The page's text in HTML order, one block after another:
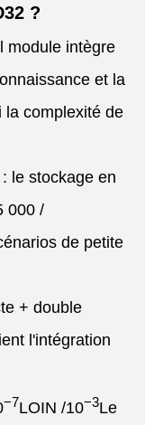
?
module intègre
et la
la complexité de
le stockage en
000 /
de petite
+ double
l'intégration
−7LOIN /10−3Le